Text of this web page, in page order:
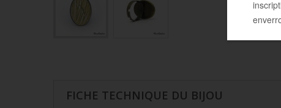
FICHE TECHNIQUE DU BIJOU